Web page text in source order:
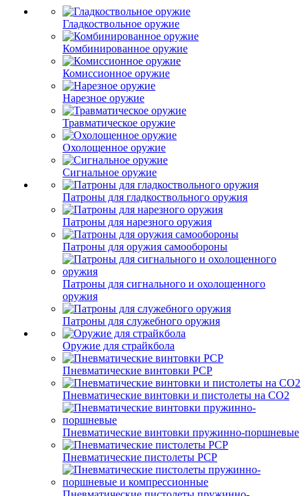
Гладкоствольное оружие
Комбинированное оружие
Комиссионное оружие
Нарезное оружие
Травматическое оружие
Охолощенное оружие
Сигнальное оружие
Патроны для гладкоствольного оружия
Патроны для нарезного оружия
Патроны для оружия самообороны
Патроны для сигнального и охолощенного
оружия
Патроны для служебного оружия
Оружие для страйкбола
Пневматические винтовки PCP
Пневматические винтовки и пистолеты на CO2
Пневматические винтовки пружинно-поршневые
Пневматические пистолеты PCP